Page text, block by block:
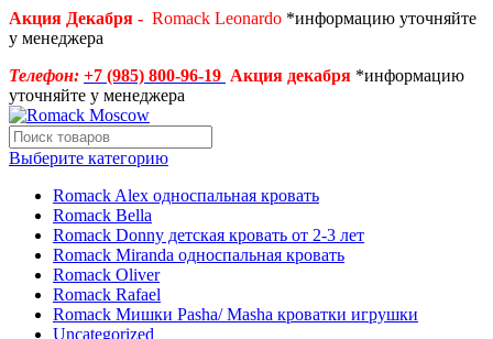
Акция Декабря - Romack Leonardo *информацию уточняйте
у менеджера
Телефон: +7 (985) 800-96-19 Акция декабря *информацию
уточняйте у менеджера
Выберите категорию
Romack Alex односпальная кровать
Romack Bella
Romack Donny детская кровать от 2-3 лет
Romack Miranda односпальная кровать
Romack Oliver
Romack Rafael
Romack Мишки Pasha/ Masha кроватки игрушки
Uncategorized